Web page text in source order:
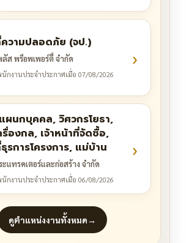
ความปลอดภัย (จป.)
ส พร็อพเพอร์ตี้ จำกัด
กงานประจำประกาศเมื่อ 07/08/2026
›
ผนกบุคคล, วิศวกรโยธา,
รื่องกล, เจ้าหน้าที่จัดซื้อ,
รการโครงการ, แม่บ้าน
แทรคเตอร์และก่อสร้าง จำกัด
กงานประจำประกาศเมื่อ 06/08/2026
›
ดูตำแหน่งงานทั้งหมด→